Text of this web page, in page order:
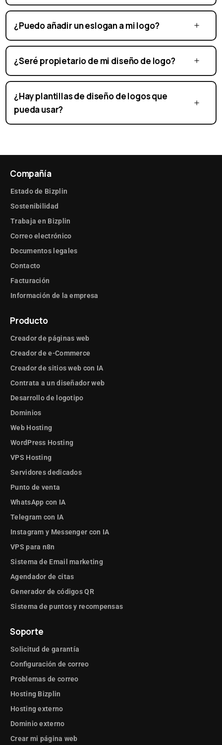
¿Puedo añadir un eslogan a mi logo?
¿Seré propietario de mi diseño de logo?
¿Hay plantillas de diseño de logos que
pueda usar?
Compañía
Estado de Bizplin
Sostenibilidad
Trabaja en Bizplin
Correo electrónico
Documentos legales
Contacto
Facturación
Información de la empresa
Producto
Creador de páginas web
Creador de e-Commerce
Creador de sitios web con IA
Contrata a un diseñador web
Desarrollo de logotipo
Dominios
Web Hosting
WordPress Hosting
VPS Hosting
Servidores dedicados
Punto de venta
WhatsApp con IA
Telegram con IA
Instagram y Messenger con IA
VPS para n8n
Sistema de Email marketing
Agendador de citas
Generador de códigos QR
Sistema de puntos y recompensas
Soporte
Solicitud de garantía
Configuración de correo
Problemas de correo
Hosting Bizplin
Hosting externo
Dominio externo
Crear mi página web